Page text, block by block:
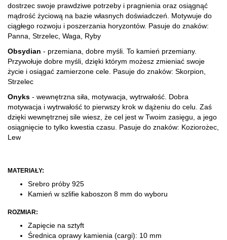
dostrzec swoje prawdziwe potrzeby i pragnienia oraz osiągnąć
mądrość życiową na bazie własnych doświadczeń. Motywuje do
ciągłego rozwoju i poszerzania horyzontów. Pasuje do znaków:
Panna, Strzelec, Waga, Ryby
Obsydian - przemiana, dobre myśli. To kamień przemiany.
Przywołuje dobre myśli, dzięki którym możesz zmieniać swoje
życie i osiągać zamierzone cele. Pasuje do znaków: Skorpion,
Strzelec
Onyks - wewnętrzna siła, motywacja, wytrwałość. Dobra
motywacja i wytrwałość to pierwszy krok w dążeniu do celu. Zaś
dzięki wewnętrznej sile wiesz, że cel jest w Twoim zasięgu, a jego
osiągnięcie to tylko kwestia czasu. Pasuje do znaków: Koziorożec,
Lew
MATERIAŁY:
Srebro próby 925
Kamień w szlifie kaboszon 8 mm do wyboru
ROZMIAR:
Zapięcie na sztyft
Średnica oprawy kamienia (cargi): 10 mm